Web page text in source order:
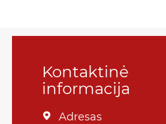
Kontaktinė
informacija
 Adresas